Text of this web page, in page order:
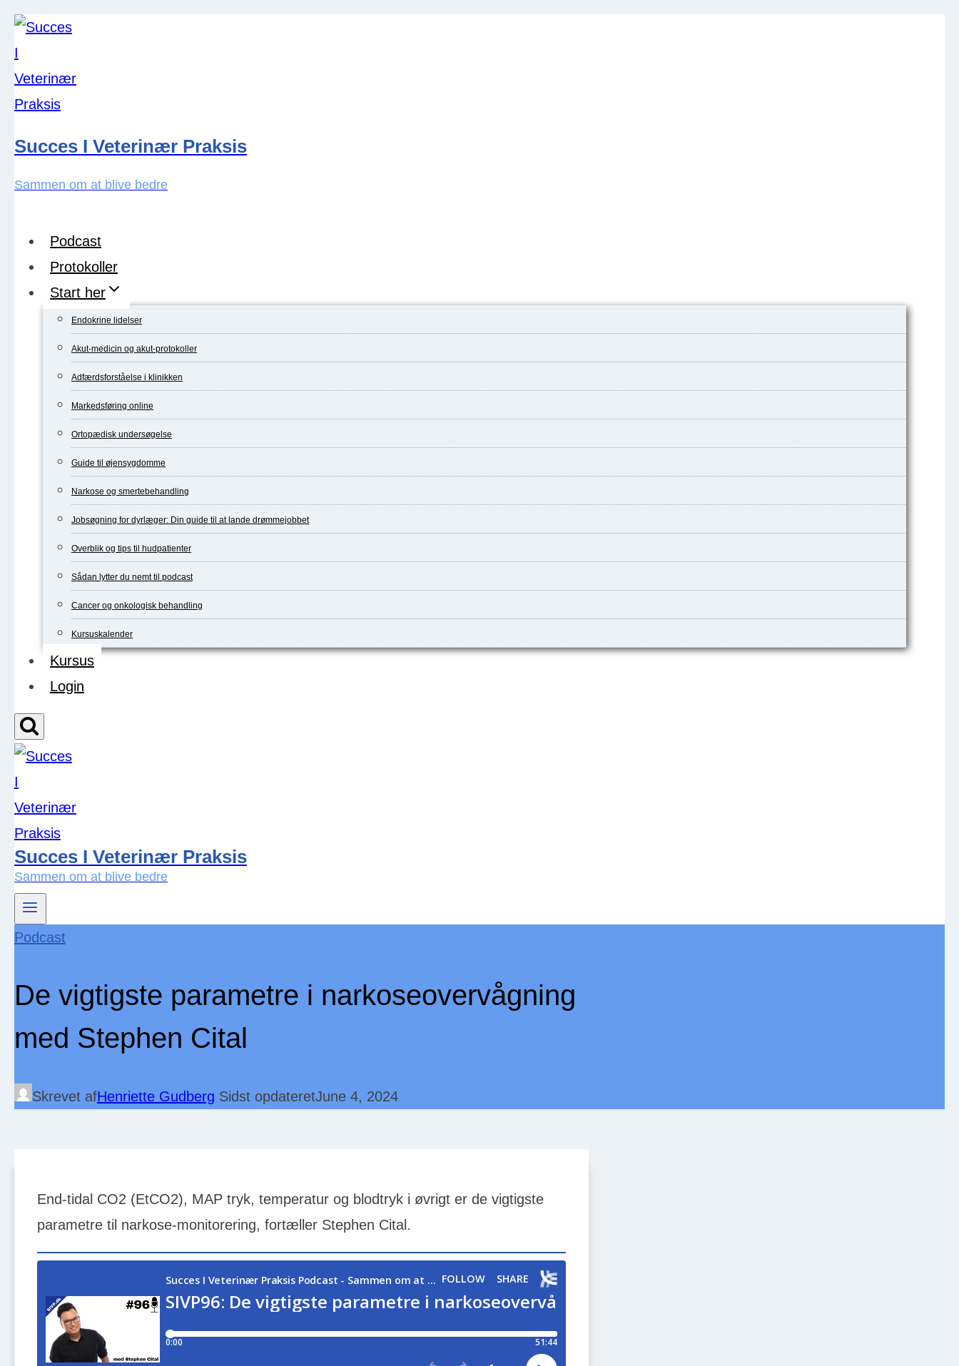
Skip
to
content
Succes I Veterinær Praksis
Sammen om at blive bedre
Podcast
Protokoller
Start her
Endokrine lidelser
Akut-medicin og akut-protokoller
Adfærdsforståelse i klinikken
Markedsføring online
Ortopædisk undersøgelse
Guide til øjensygdomme
Narkose og smertebehandling
Jobsøgning for dyrlæger: Din guide til at lande drømmejobbet
Overblik og tips til hudpatienter
Sådan lytter du nemt til podcast
Cancer og onkologisk behandling
Kursuskalender
Kursus
Login
Succes I Veterinær Praksis
Sammen om at blive bedre
Podcast
De vigtigste parametre i narkoseovervågning
med Stephen Cital
Skrevet afHenriette Gudberg Sidst opdateretJune 4, 2024
End-tidal CO2 (EtCO2), MAP tryk, temperatur og blodtryk i øvrigt er de vigtigste
parametre til narkose-monitorering, fortæller Stephen Cital.